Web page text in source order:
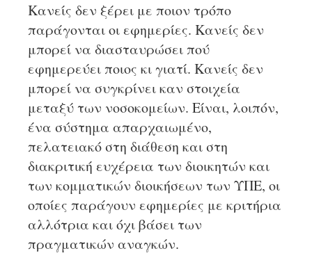
Κανείς δεν ξέρει με ποιον τρόπο
παράγονται οι εφημερίες. Κανείς δεν
μπορεί να διασταυρώσει πού
εφημερεύει ποιος κι γιατί. Κανείς δεν
μπορεί να συγκρίνει καν στοιχεία
μεταξύ των νοσοκομείων. Είναι, λοιπόν,
ένα σύστημα απαρχαιωμένο,
πελατειακό στη διάθεση και στη
διακριτική ευχέρεια των διοικητών και
των κομματικών διοικήσεων των ΥΠΕ, οι
οποίες παράγουν εφημερίες με κριτήρια
αλλότρια και όχι βάσει των
πραγματικών αναγκών.